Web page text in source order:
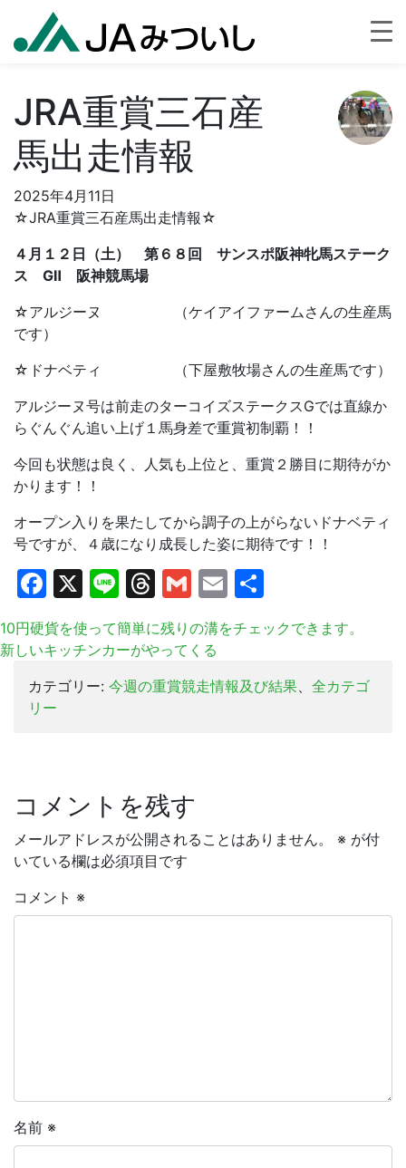
JRA重賞三石産
馬出走情報
2025年4月11日
☆JRA重賞三石産馬出走情報☆
４月１２日（土） 第６８回 サンスポ阪神牝馬ステーク
ス GⅡ 阪神競馬場
☆アルジーヌ （ケイアイファームさんの生産馬
です）
☆ドナベティ （下屋敷牧場さんの生産馬です）
アルジーヌ号は前走のターコイズステークスGでは直線か
らぐんぐん追い上げ１馬身差で重賞初制覇！！
今回も状態は良く、人気も上位と、重賞２勝目に期待がか
かります！！
オープン入りを果たしてから調子の上がらないドナベティ
号ですが、４歳になり成長した姿に期待です！！
Facebook
X LineThreads
Gmail
Email
10円硬貨を使って簡単に残りの溝をチェックできます。
新しいキッチンカーがやってくる
カテゴリー: 今週の重賞競走情報及び結果、 全カテゴ
リー
コメントを残す
メールアドレスが公開されることはありません。 ※ が付
いている欄は必須項目です
コメント ※
名前 ※